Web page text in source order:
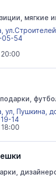
мягкие
05-54
печать
ул, Пушкина,
14